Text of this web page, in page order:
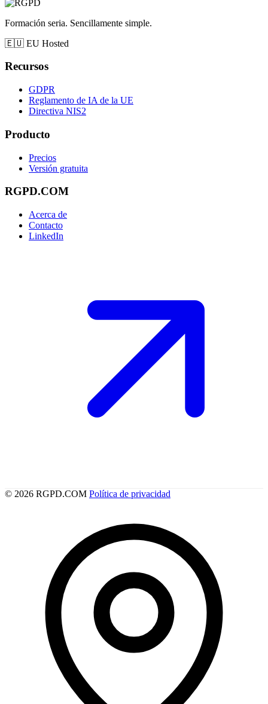
Formación seria. Sencillamente simple.
🇪🇺 EU Hosted
Recursos
GDPR
Reglamento de IA de la UE
Directiva NIS2
Producto
Precios
Versión gratuita
RGPD.COM
Acerca de
Contacto
LinkedIn
© 2026 RGPD.COM Política de privacidad